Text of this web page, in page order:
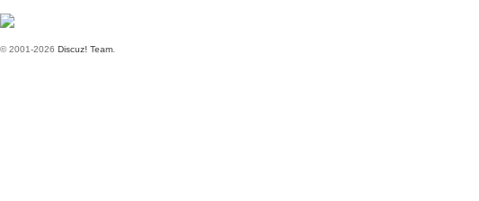
机
© 2001-2026 Discuz! Team